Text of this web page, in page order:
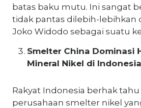
batas baku mutu. Ini sangat
tidak pantas dilebih-lebihkan
Joko Widodo sebagai suatu
Smelter China Dominasi
Mineral Nikel di Indonesia
Rakyat Indonesia berhak
perusahaan smelter nikel